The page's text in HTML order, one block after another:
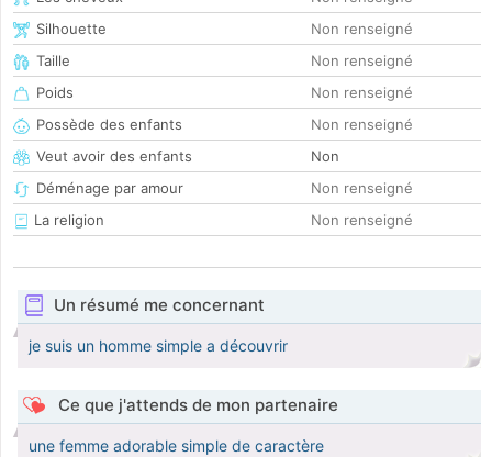
Silhouette
Non renseigné
Taille
Non renseigné
Poids
Non renseigné
Possède des enfants
Non renseigné
Veut avoir des enfants
Non
Déménage par amour
Non renseigné
La religion
Non renseigné
Un résumé me concernant
je suis un homme simple a découvrir
Ce que j'attends de mon partenaire
une femme adorable simple de caractère